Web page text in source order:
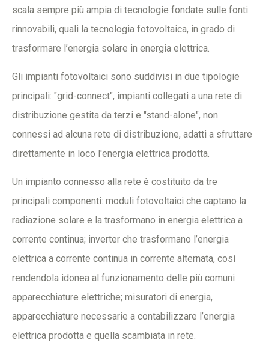
scala sempre più ampia di tecnologie fondate sulle fonti
rinnovabili, quali la tecnologia fotovoltaica, in grado di
trasformare l’energia solare in energia elettrica.
Gli impianti fotovoltaici sono suddivisi in due tipologie
principali: "grid-connect", impianti collegati a una rete di
distribuzione gestita da terzi e "stand-alone", non
connessi ad alcuna rete di distribuzione, adatti a sfruttare
direttamente in loco l'energia elettrica prodotta.
Un impianto connesso alla rete è costituito da tre
principali componenti: moduli fotovoltaici che captano la
radiazione solare e la trasformano in energia elettrica a
corrente continua; inverter che trasformano l’energia
elettrica a corrente continua in corrente alternata, così
rendendola idonea al funzionamento delle più comuni
apparecchiature elettriche; misuratori di energia,
apparecchiature necessarie a contabilizzare l’energia
elettrica prodotta e quella scambiata in rete.